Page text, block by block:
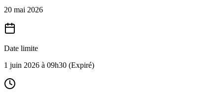
20 mai 2026
Date limite
1 juin 2026 à 09h30 (Expiré)